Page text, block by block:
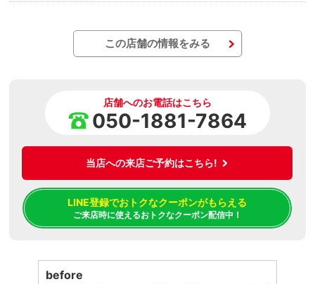
この店舗の情報をみる
店舗へのお電話はこちら
050-1881-7864
当店への来店ご予約はこちら!
LINE登録でおトクなクーポンがもらえる
ご来店時に使えるおトクなクーポン配信中！
before